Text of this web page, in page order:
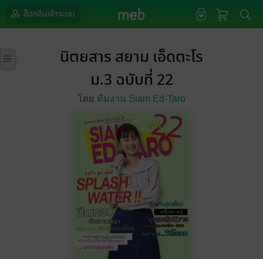
ล็อกอินเข้าระบบ
นิตยสาร สยาม เอ็ดตะโร
ม.3 ฉบับที่ 22
โดย ทีมงาน Siam Ed-Taro